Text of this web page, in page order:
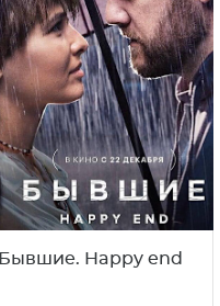
Бывшие. Happy end